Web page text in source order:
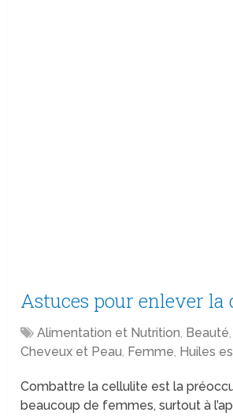
Astuces pour enlever la
Alimentation et Nutrition, Beauté,
Cheveux et Peau, Femme, Huiles
Combattre la cellulite est la
beaucoup de femmes, surtout à